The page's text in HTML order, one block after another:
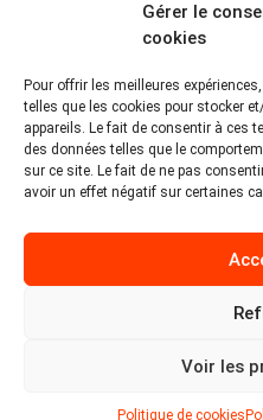
Gérer le
cookies
Pour offrir les meilleures
telles que les cookies pour stocker
appareils. Le fait de consentir à ces
des données telles que le
sur ce site. Le fait de ne pas
avoir un effet négatif sur certaines
Voir les
Politique de cookies
PA Keneach Ouest - 5
contact@logiciels-
09 71 37 25 93